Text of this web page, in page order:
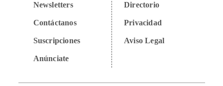
Newsletters
Contáctanos
Suscripciones
Anúnciate
Directorio
Privacidad
Aviso Legal